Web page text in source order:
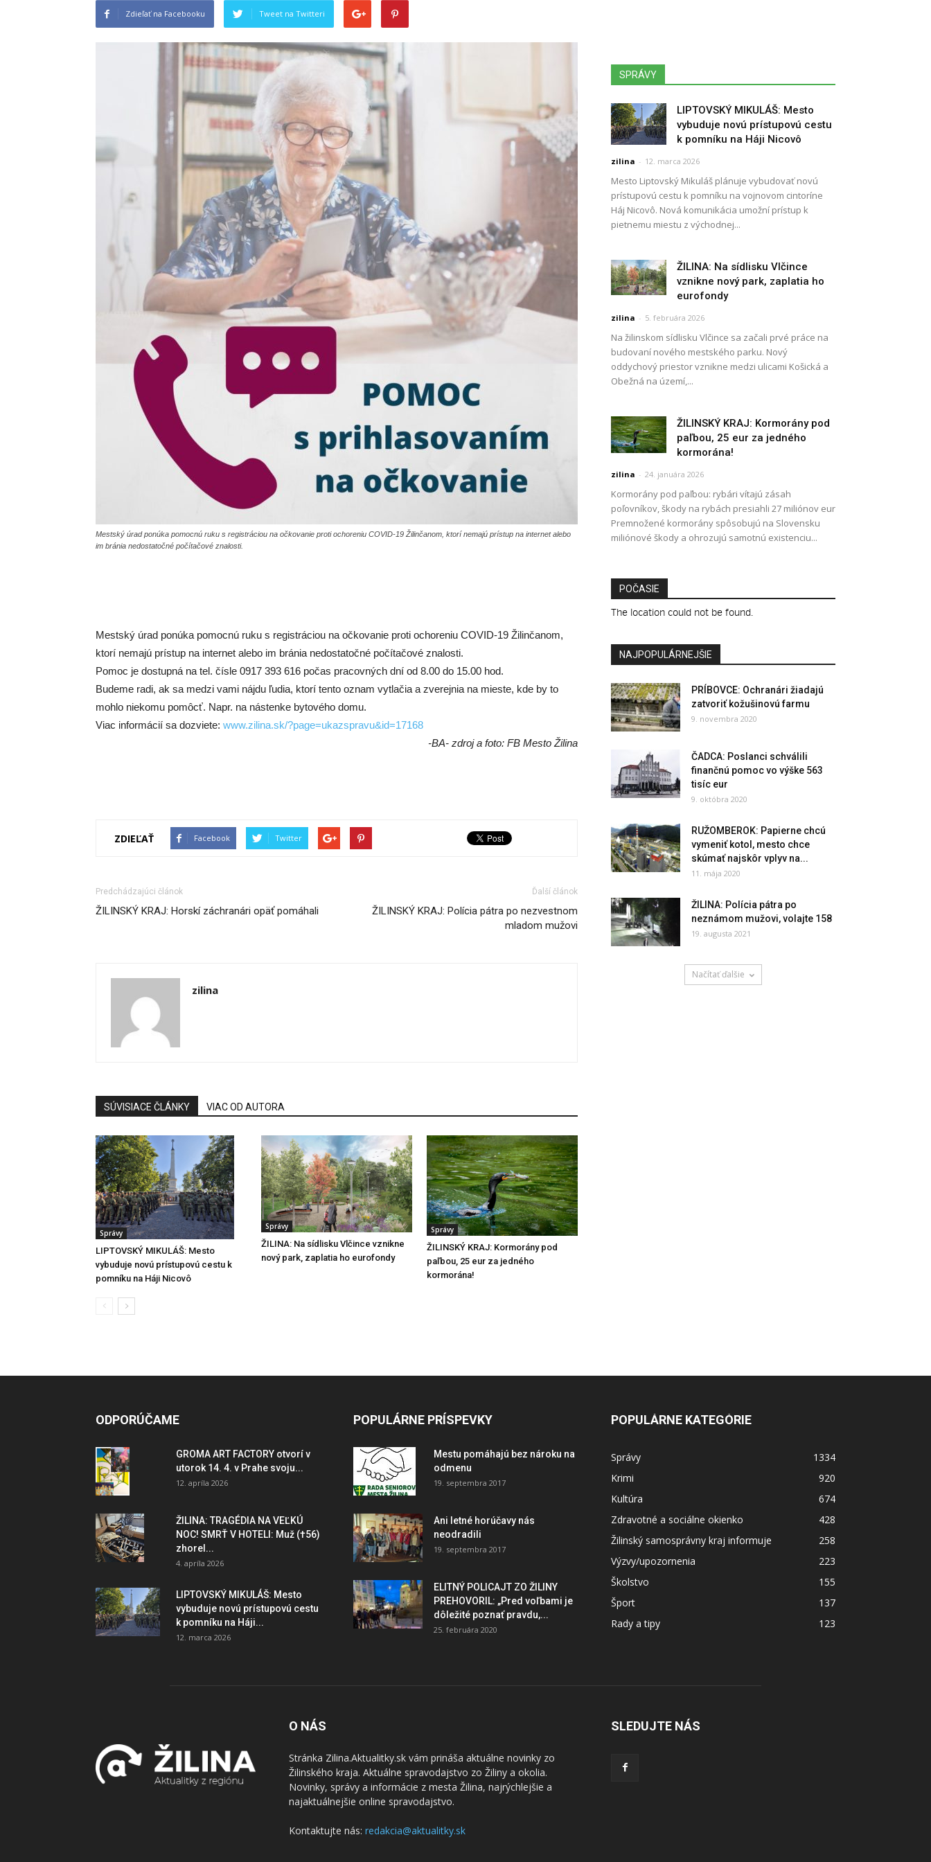
Zdieľať na Facebooku Tweet na Twitteri
Mestský úrad ponúka pomocnú ruku s registráciou na očkovanie proti ochoreniu COVID-19 Žilinčanom, ktorí nemajú prístup na internet alebo
im bránia nedostatočné počítačové znalosti.
Mestský úrad ponúka pomocnú ruku s registráciou na očkovanie proti ochoreniu COVID-19 Žilinčanom,
ktorí nemajú prístup na internet alebo im bránia nedostatočné počítačové znalosti.
Pomoc je dostupná na tel. čísle 0917 393 616 počas pracovných dní od 8.00 do 15.00 hod.
Budeme radi, ak sa medzi vami nájdu ľudia, ktorí tento oznam vytlačia a zverejnia na mieste, kde by to
mohlo niekomu pomôcť. Napr. na nástenke bytového domu.
Viac informácií sa dozviete: www.zilina.sk/?page=ukazspravu&id=17168
-BA- zdroj a foto: FB Mesto Žilina
ZDIEĽAŤ Facebook Twitter
Predchádzajúci článok
ŽILINSKÝ KRAJ: Horskí záchranári opäť pomáhali
Ďalší článok
ŽILINSKÝ KRAJ: Polícia pátra po nezvestnom
mladom mužovi
zilina
SÚVISIACE ČLÁNKY VIAC OD AUTORA
Správy
LIPTOVSKÝ MIKULÁŠ: Mesto
vybuduje novú prístupovú cestu k
pomníku na Háji Nicovô
Správy
ŽILINA: Na sídlisku Vlčince vznikne
nový park, zaplatia ho eurofondy
Správy
ŽILINSKÝ KRAJ: Kormorány pod
paľbou, 25 eur za jedného
kormorána!
SPRÁVY
LIPTOVSKÝ MIKULÁŠ: Mesto
vybuduje novú prístupovú cestu
k pomníku na Háji Nicovô
zilina - 12. marca 2026
Mesto Liptovský Mikuláš plánuje vybudovať novú
prístupovú cestu k pomníku na vojnovom cintoríne
Háj Nicovô. Nová komunikácia umožní prístup k
pietnemu miestu z východnej...
ŽILINA: Na sídlisku Vlčince
vznikne nový park, zaplatia ho
eurofondy
zilina - 5. februára 2026
Na žilinskom sídlisku Vlčince sa začali prvé práce na
budovaní nového mestského parku. Nový
oddychový priestor vznikne medzi ulicami Košická a
Obežná na území,...
ŽILINSKÝ KRAJ: Kormorány pod
paľbou, 25 eur za jedného
kormorána!
zilina - 24. januára 2026
Kormorány pod paľbou: rybári vítajú zásah
poľovníkov, škody na rybách presiahli 27 miliónov eur
Premnožené kormorány spôsobujú na Slovensku
miliónové škody a ohrozujú samotnú existenciu...
POČASIE
The location could not be found.
NAJPOPULÁRNEJŠIE
PRÍBOVCE: Ochranári žiadajú
zatvoriť kožušinovú farmu
9. novembra 2020
ČADCA: Poslanci schválili
finančnú pomoc vo výške 563
tisíc eur
9. októbra 2020
RUŽOMBEROK: Papierne chcú
vymeniť kotol, mesto chce
skúmať najskôr vplyv na...
11. mája 2020
ŽILINA: Polícia pátra po
neznámom mužovi, volajte 158
19. augusta 2021
Načítať ďalšie
ODPORÚČAME
GROMA ART FACTORY otvorí v
utorok 14. 4. v Prahe svoju...
12. apríla 2026
ŽILINA: TRAGÉDIA NA VEĽKÚ
NOC! SMRŤ V HOTELI: Muž (†56)
zhorel...
4. apríla 2026
LIPTOVSKÝ MIKULÁŠ: Mesto
vybuduje novú prístupovú cestu
k pomníku na Háji...
12. marca 2026
POPULÁRNE PRÍSPEVKY
Mestu pomáhajú bez nároku na
odmenu
19. septembra 2017
Ani letné horúčavy nás
neodradili
19. septembra 2017
ELITNÝ POLICAJT ZO ŽILINY
PREHOVORIL: „Pred voľbami je
dôležité poznať pravdu,...
25. februára 2020
POPULÁRNE KATEGÓRIE
Správy
1334
Krimi
920
Kultúra
674
Zdravotné a sociálne okienko
428
Žilinský samosprávny kraj informuje
258
Výzvy/upozornenia
223
Školstvo
155
Šport
137
Rady a tipy
123
O NÁS
Stránka Zilina.Aktualitky.sk vám prináša aktuálne novinky zo
Žilinského kraja. Aktuálne spravodajstvo zo Žiliny a okolia.
Novinky, správy a informácie z mesta Žilina, najrýchlejšie a
najaktuálnejšie online spravodajstvo.
Kontaktujte nás: redakcia@aktualitky.sk
SLEDUJTE NÁS